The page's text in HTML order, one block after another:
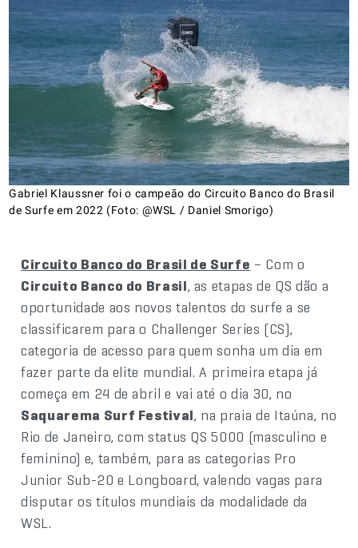
Gabriel Klaussner foi o campeão do Circuito Banco do Brasil
de Surfe em 2022 (Foto: @WSL / Daniel Smorigo)
Circuito Banco do Brasil de Surfe – Com o
Circuito Banco do Brasil, as etapas de QS dão a
oportunidade aos novos talentos do surfe a se
classificarem para o Challenger Series (CS),
categoria de acesso para quem sonha um dia em
fazer parte da elite mundial. A primeira etapa já
começa em 24 de abril e vai até o dia 30, no
Saquarema Surf Festival, na praia de Itaúna, no
Rio de Janeiro, com status QS 5000 (masculino e
feminino) e, também, para as categorias Pro
Junior Sub-20 e Longboard, valendo vagas para
disputar os títulos mundiais da modalidade da
WSL.